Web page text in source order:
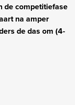
de competitiefase
na amper
de das om (4-